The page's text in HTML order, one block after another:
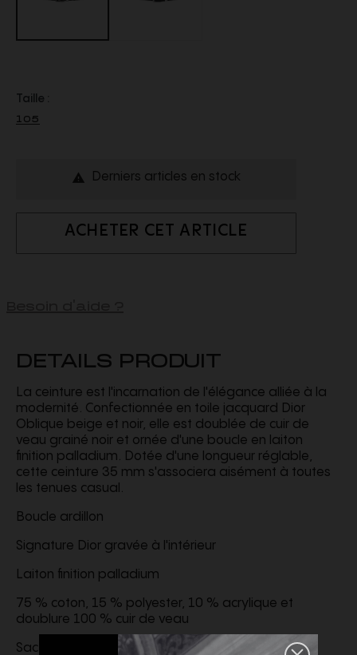
Taille :
105
 Derniers articles en stock
ACHETER CET ARTICLE
DETAILS PRODUIT
La ceinture est l'incarnation de l'élégance alliée à la
modernité. Confectionnée en toile jacquard Dior
Oblique beige et noir, elle est doublée de cuir de
veau grainé noir et ornée d'une boucle en laiton
finition palladium. Dotée d'une longueur réglable,
cette ceinture 35 mm s'associera aisément à toutes
les tenues casual.
Boucle ardillon
Signature Dior gravée à l'intérieur
Laiton finition palladium
75 % coton, 15 % polyester, 10 % acrylique et
doublure 100 % cuir de veau
Sac de protection inclus